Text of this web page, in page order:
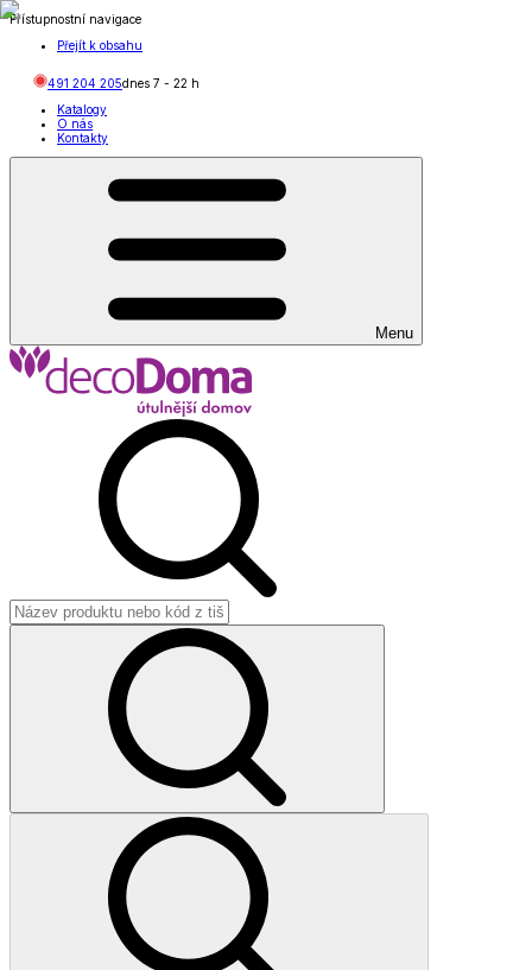
Přístupnostní navigace
Přejít k obsahu
491 204 205dnes 7 - 22 h
Katalogy
O nás
Kontakty
Menu